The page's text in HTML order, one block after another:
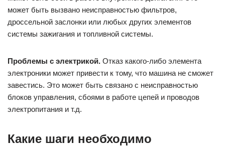
может быть вызвано неисправностью фильтров,
дроссельной заслонки или любых других элементов
системы зажигания и топливной системы.
Проблемы с электрикой. Отказ какого-либо элемента
электроники может привести к тому, что машина не сможет
завестись. Это может быть связано с неисправностью
блоков управления, сбоями в работе цепей и проводов
электропитания и т.д.
Какие шаги необходимо